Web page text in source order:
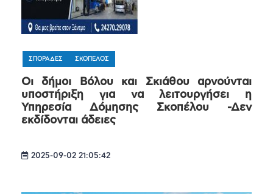
ΣΠΟΡΑΔΕΣ ΣΚΟΠΕΛΟΣ
Οι δήμοι Βόλου και Σκιάθου αρνούνται
υποστήριξη για να λειτουργήσει η
Υπηρεσία Δόμησης Σκοπέλου -Δεν
εκδίδονται άδειες
2025-09-02 21:05:42